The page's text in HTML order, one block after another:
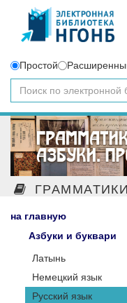
Простой
на главную
Азбуки и буквари
Латынь
Немецкий язык
Русский язык